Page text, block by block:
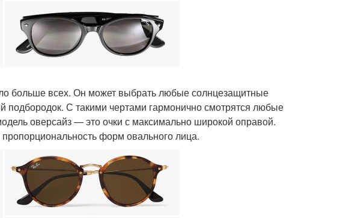
больше всех. Он может выбрать любые солнцезащитные
подбородок. С такими чертами гармонично смотрятся любые
оверсайз — это очки с максимально широкой оправой.
пропорциональность форм овального лица.